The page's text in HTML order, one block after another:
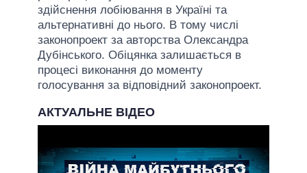
здійснення лобіювання в Україні та
альтернативні до нього. В тому числі
законопроект за авторства Олександра
Дубінського. Обіцянка залишається в
процесі виконання до моменту
голосування за відповідний законопроект.
АКТУАЛЬНЕ ВІДЕО